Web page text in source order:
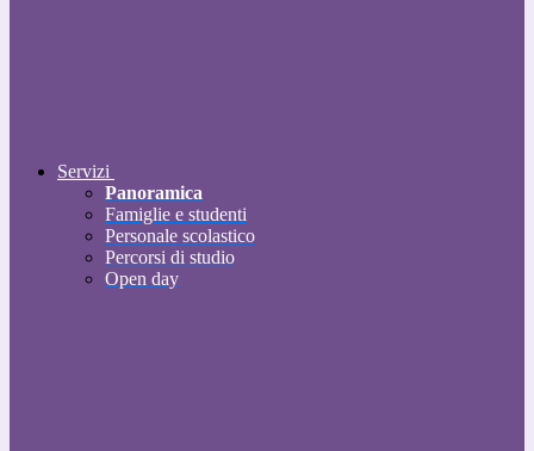
Servizi
Panoramica
Famiglie e studenti
Personale scolastico
Percorsi di studio
Open day